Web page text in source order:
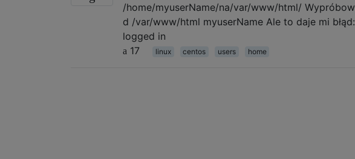
/home/myuserName/na/var/www/html/
d /var/www/html myuserName Ale to daje mi
logged in
17
linux centos users home